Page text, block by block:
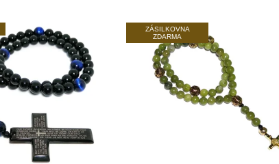
ZÁSILKOVNA
ZDARMA